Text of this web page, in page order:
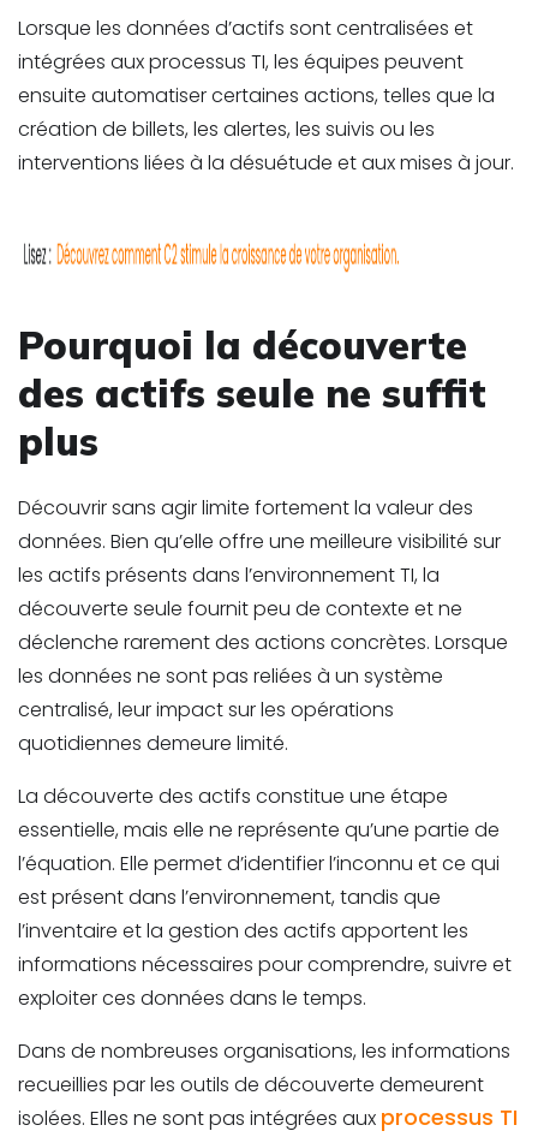
Lorsque les données d’actifs sont centralisées et
intégrées aux processus TI, les équipes peuvent
ensuite automatiser certaines actions,telles que la
création de billets, les alertes, les suivis ou les
interventions liées à la désuétude et aux mises à jour.
Pourquoi la découverte
des actifs seule ne suffit
plus
Découvrir sans agir limite fortement la valeur des
données. Bien qu’elle offre une meilleure visibilité sur
les actifs présents dans l’environnement TI, la
découverte seule fournit peu de contexte et ne
déclenche rarement des actions concrètes. Lorsque
les données ne sont pas reliées à un système
centralisé, leur impact sur les opérations
quotidiennes demeure limité.
La découverte des actifs constitue une étape
essentielle, mais elle ne représente qu’une partie de
l’équation. Elle permet d’identifier l’inconnu et ce qui
est présent dans l’environnement, tandis que
l’inventaire et la gestion des actifs apportent les
informations nécessaires pour comprendre, suivre et
exploiter ces données dans le temps.
Dans de nombreuses organisations, les informations
recueillies par les outils de découverte demeurent
isolées. Elles ne sont pas intégrées aux processus TI